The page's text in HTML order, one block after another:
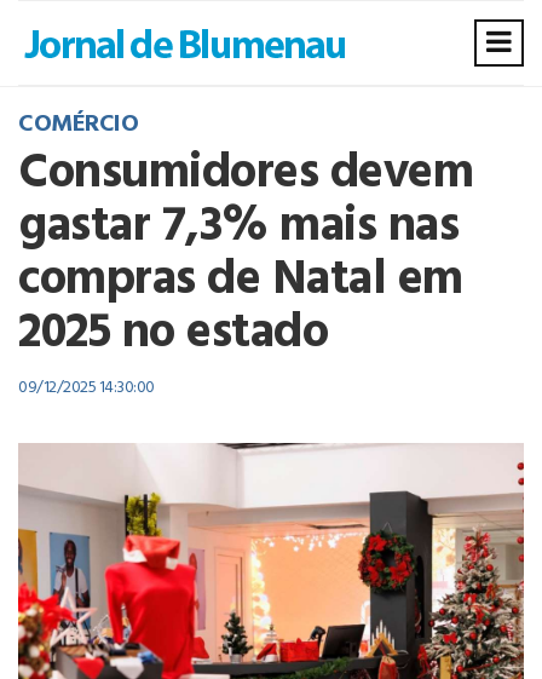
COMÉRCIO
Consumidores devem
gastar 7,3% mais nas
compras de Natal em
2025 no estado
09/12/2025 14:30:00